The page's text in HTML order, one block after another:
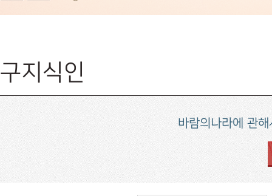
구지식인
바람의나라에 관